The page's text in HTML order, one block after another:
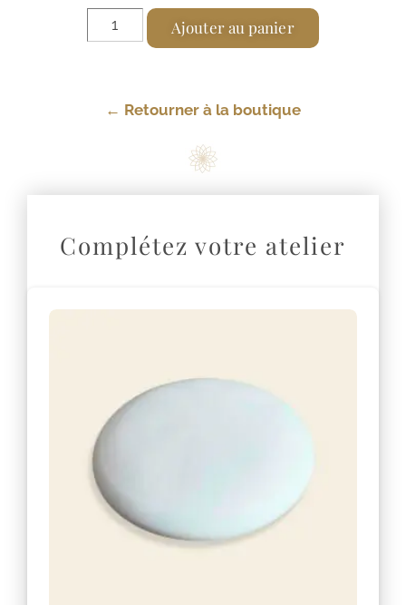
Ajouter au panier
t
v
← Retourner à la boutique
Complétez votre atelier